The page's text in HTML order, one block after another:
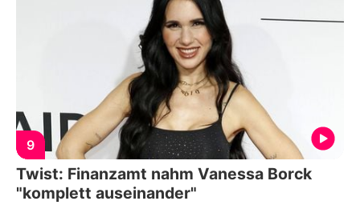
9
Twist: Finanzamt nahm Vanessa Borck
"komplett auseinander"